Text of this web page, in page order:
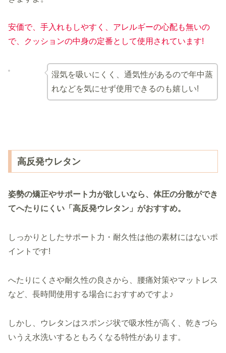
安価で、手入れもしやすく、アレルギーの心配も無いの
で、クッションの中身の定番として使用されています!
湿気を吸いにくく、通気性があるので年中蒸
れなどを気にせず使用できるのも嬉しい!
高反発ウレタン
姿勢の矯正やサポート力が欲しいなら、体圧の分散ができ
てへたりにくい「高反発ウレタン」がおすすめ。
しっかりとしたサポート力・耐久性は他の素材にはないポ
イントです!
へたりにくさや耐久性の良さから、腰痛対策やマットレス
など、長時間使用する場合におすすめですよ♪
しかし、ウレタンはスポンジ状で吸水性が高く、乾きづら
いうえ水洗いするともろくなる特性があります。